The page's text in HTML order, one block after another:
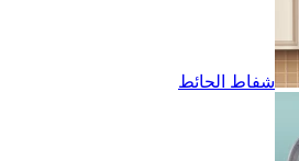
شفاط الحائط